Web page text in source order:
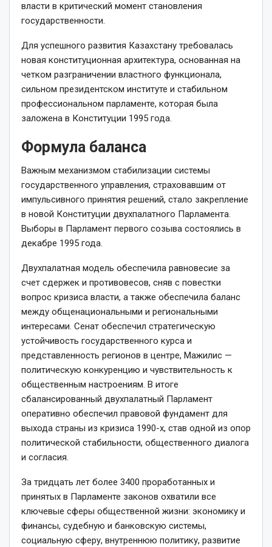
власти в критический момент становления
государственности.
Для успешного развития Казахстану требовалась
новая конституционная архитектура, основанная на
четком разграничении властного функционала,
сильном президентском институте и стабильном
профессиональном парламенте, которая была
заложена в Конституции 1995 года.
Формула баланса
Важным механизмом стабилизации системы
государственного управления, страховавшим от
импульсивного принятия решений, стало закрепление
в новой Конституции двухпалатного Парламента.
Выборы в Парламент первого созыва состоялись в
декабре 1995 года.
Двухпалатная модель обеспечила равновесие за
счет сдержек и противовесов, сняв с повестки
вопрос кризиса власти, а также обеспечила баланс
между общенациональными и региональными
интересами. Сенат обеспечил стратегическую
устойчивость государственного курса и
представленность регионов в центре, Мажилис —
политическую конкуренцию и чувствительность к
общественным настроениям. В итоге
сбалансированный двухпалатный Парламент
оперативно обеспечил правовой фундамент для
выхода страны из кризиса 1990-­х, став одной из опор
политической стабильности, общественного диалога
и согласия.
За тридцать лет более 3400 проработанных и
принятых в Парламенте законов охватили все
ключевые сферы общественной жизни: экономику и
финансы, судебную и банковскую системы,
социальную сферу, внутреннюю политику, развитие